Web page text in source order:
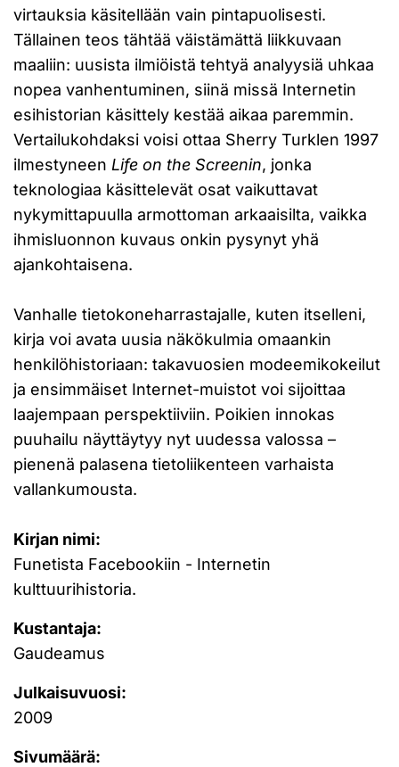
virtauksia käsitellään vain pintapuolisesti.
Tällainen teos tähtää väistämättä liikkuvaan
maaliin: uusista ilmiöistä tehtyä analyysiä uhkaa
nopea vanhentuminen, siinä missä Internetin
esihistorian käsittely kestää aikaa paremmin.
Vertailukohdaksi voisi ottaa Sherry Turklen 1997
ilmestyneen Life on the Screenin, jonka
teknologiaa käsittelevät osat vaikuttavat
nykymittapuulla armottoman arkaaisilta, vaikka
ihmisluonnon kuvaus onkin pysynyt yhä
ajankohtaisena.
Vanhalle tietokoneharrastajalle, kuten itselleni,
kirja voi avata uusia näkökulmia omaankin
henkilöhistoriaan: takavuosien modeemikokeilut
ja ensimmäiset Internet-muistot voi sijoittaa
laajempaan perspektiiviin. Poikien innokas
puuhailu näyttäytyy nyt uudessa valossa –
pienenä palasena tietoliikenteen varhaista
vallankumousta.
Kirjan nimi:
Funetista Facebookiin - Internetin
kulttuurihistoria.
Kustantaja:
Gaudeamus
Julkaisuvuosi:
2009
Sivumäärä: